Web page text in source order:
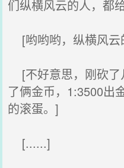
们纵横风云的人，都
[哟哟哟，纵横风云
[不好意思，刚砍了
了俩金币，1:3500出
的滚蛋。]
[......]